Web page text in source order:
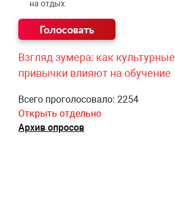
на отдых.
Взгляд зумера: как культурные
привычки влияют на обучение
Всего проголосовало: 2254
Открыть отдельно
Архив опросов